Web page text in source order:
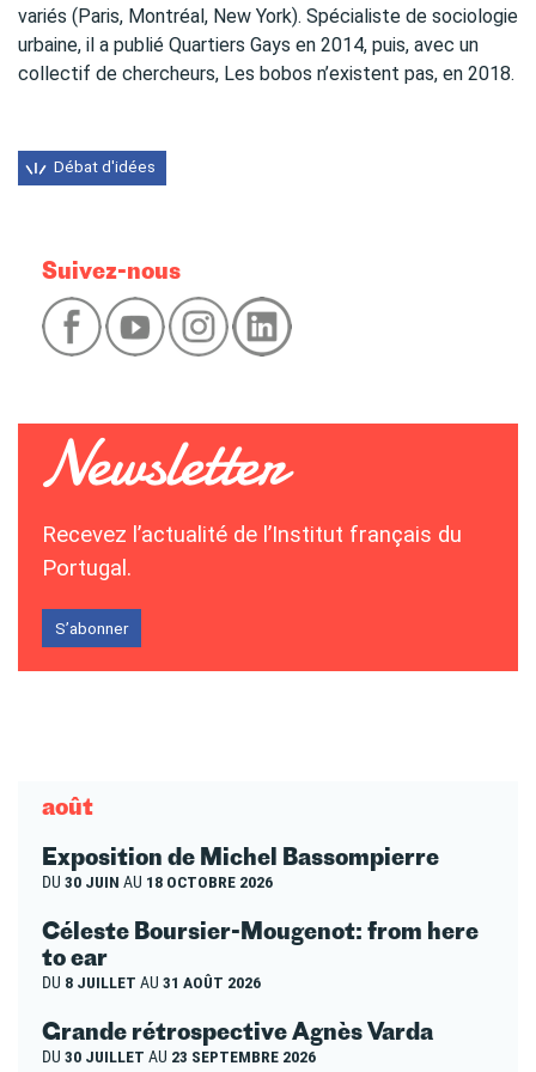
variés (Paris, Montréal, New York). Spécialiste de sociologie
urbaine, il a publié Quartiers Gays en 2014, puis, avec un
collectif de chercheurs, Les bobos n’existent pas, en 2018.
Débat d'idées
Suivez-nous
Recevez l’actualité de l’Institut français du
Portugal.
S’abonner
août
Exposition de Michel Bassompierre
DU 30 JUIN AU 18 OCTOBRE 2026
Céleste Boursier-Mougenot: from here
to ear
DU 8 JUILLET AU 31 AOÛT 2026
Grande rétrospective Agnès Varda
DU 30 JUILLET AU 23 SEPTEMBRE 2026